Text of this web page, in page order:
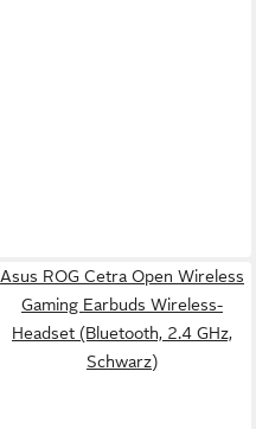
Asus ROG Cetra Open Wireless
Gaming Earbuds Wireless-
Headset (Bluetooth, 2.4 GHz,
Schwarz)